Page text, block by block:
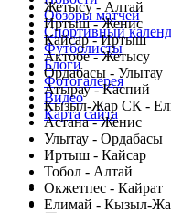
Жетысу - Алтай
Иртыш - Женис
Кайсар - Иртыш
Актобе - Жетысу
Ордабасы - Улытау
Атырау - Каспий
Кызыл-Жар СК -
Астана - Женис
Улытау - Ордабасы
Иртыш - Кайсар
Тобол - Алтай
Окжетпес - Кайрат
Елимай - Кызыл-
Обзоры матчей
Спортивный
Футболисты
Блоги
Фотогалерея
Видео
Карта сайта
Есть идея?
Сообщить о